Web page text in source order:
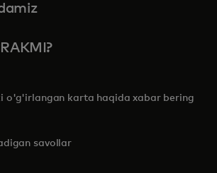
o'g'irlangan karta haqida xabar bering
savollar